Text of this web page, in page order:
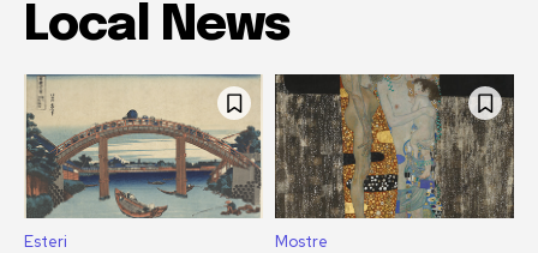
Local News
Esteri Mostre